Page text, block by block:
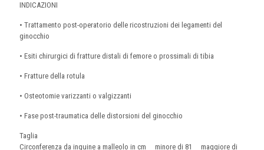
INDICAZIONI
• Trattamento post-operatorio delle ricostruzioni dei legamenti del
ginocchio
• Esiti chirurgici di fratture distali di femore o prossimali di tibia
• Fratture della rotula
• Osteotomie varizzanti o valgizzanti
• Fase post-traumatica delle distorsioni del ginocchio
Taglia
Circonferenza da inguine a malleolo in cm minore di 81 maggiore di